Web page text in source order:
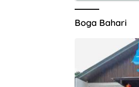
Boga Bahari